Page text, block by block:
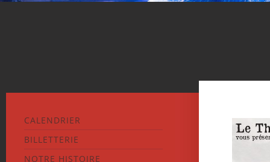
CALENDRIER
BILLETTERIE
NOTRE HISTOIRE